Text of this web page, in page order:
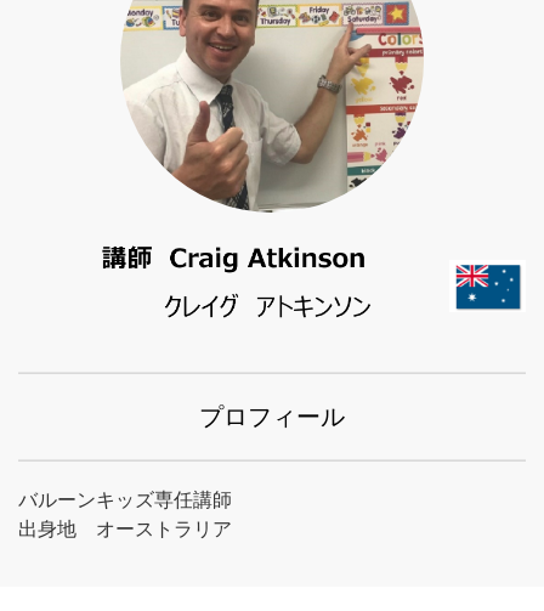
プロフィール
バルーンキッズ専任講師
出身地 オーストラリア